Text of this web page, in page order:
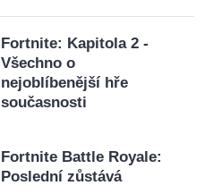
Fortnite: Kapitola 2 -
Všechno o
nejoblíbenější hře
současnosti
Fortnite Battle Royale:
Poslední zůstává